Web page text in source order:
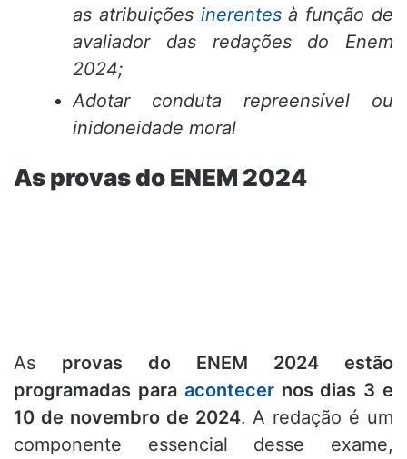
as atribuições inerentesà função de
avaliador das redações do Enem
2024;
Adotar conduta repreensível ou
inidoneidade moral
As provas do ENEM 2024
As provas do ENEM 2024 estão
programadas para acontecernos dias 3 e
10 de novembro de 2024. A redação é um
componente essencial desse exame,